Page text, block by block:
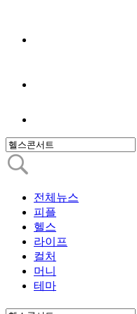
전체뉴스
피플
헬스
라이프
컬처
머니
테마